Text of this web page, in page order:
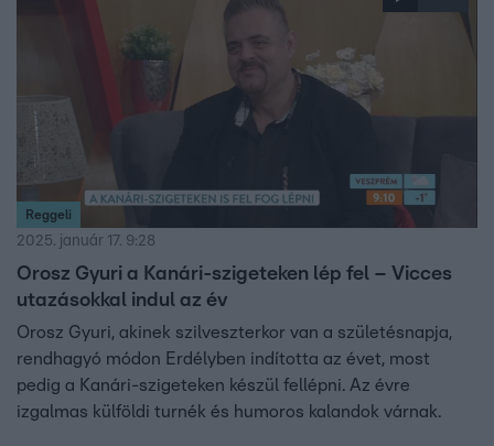
Reggeli
2025. január 17. 9:28
Orosz Gyuri a Kanári-szigeteken lép fel – Vicces
utazásokkal indul az év
Orosz Gyuri, akinek szilveszterkor van a születésnapja,
rendhagyó módon Erdélyben indította az évet, most
pedig a Kanári-szigeteken készül fellépni. Az évre
izgalmas külföldi turnék és humoros kalandok várnak.